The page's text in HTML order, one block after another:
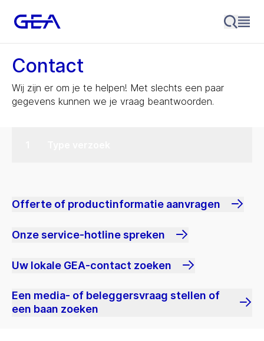
Contact
Wij zijn er om je te helpen! Met slechts een paar
gegevens kunnen we je vraag beantwoorden.
Offerte of productinformatie aanvragen
Onze service-hotline spreken
Uw lokale GEA-contact zoeken
Een media- of beleggersvraag stellen of
een baan zoeken